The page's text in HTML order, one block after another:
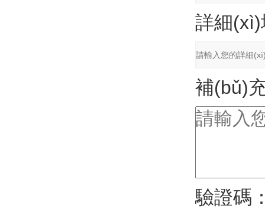
詳細
補(bǔ)
驗證碼